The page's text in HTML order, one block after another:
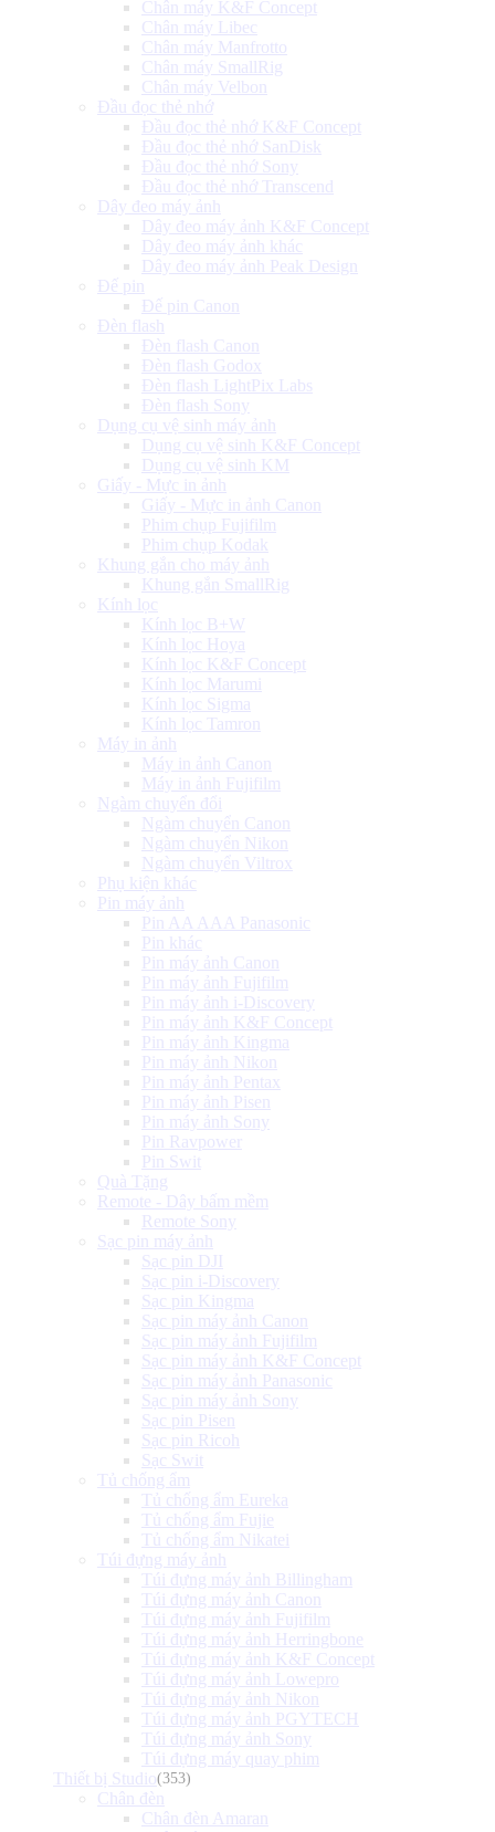
Chân máy K&F Concept
Chân máy Libec
Chân máy Manfrotto
Chân máy SmallRig
Chân máy Velbon
Đầu đọc thẻ nhớ
Đầu đọc thẻ nhớ K&F Concept
Đầu đọc thẻ nhớ SanDisk
Đầu đọc thẻ nhớ Sony
Đầu đọc thẻ nhớ Transcend
Dây đeo máy ảnh
Dây đeo máy ảnh K&F Concept
Dây đeo máy ảnh khác
Dây đeo máy ảnh Peak Design
Đế pin
Đế pin Canon
Đèn flash
Đèn flash Canon
Đèn flash Godox
Đèn flash LightPix Labs
Đèn flash Sony
Dụng cụ vệ sinh máy ảnh
Dụng cụ vệ sinh K&F Concept
Dụng cụ vệ sinh KM
Giấy - Mực in ảnh
Giấy - Mực in ảnh Canon
Phim chụp Fujifilm
Phim chụp Kodak
Khung gắn cho máy ảnh
Khung gắn SmallRig
Kính lọc
Kính lọc B+W
Kính lọc Hoya
Kính lọc K&F Concept
Kính lọc Marumi
Kính lọc Sigma
Kính lọc Tamron
Máy in ảnh
Máy in ảnh Canon
Máy in ảnh Fujifilm
Ngàm chuyển đổi
Ngàm chuyển Canon
Ngàm chuyển Nikon
Ngàm chuyển Viltrox
Phụ kiện khác
Pin máy ảnh
Pin AA AAA Panasonic
Pin khác
Pin máy ảnh Canon
Pin máy ảnh Fujifilm
Pin máy ảnh i-Discovery
Pin máy ảnh K&F Concept
Pin máy ảnh Kingma
Pin máy ảnh Nikon
Pin máy ảnh Pentax
Pin máy ảnh Pisen
Pin máy ảnh Sony
Pin Ravpower
Pin Swit
Quà Tặng
Remote - Dây bấm mềm
Remote Sony
Sạc pin máy ảnh
Sạc pin DJI
Sạc pin i-Discovery
Sạc pin Kingma
Sạc pin máy ảnh Canon
Sạc pin máy ảnh Fujifilm
Sạc pin máy ảnh K&F Concept
Sạc pin máy ảnh Panasonic
Sạc pin máy ảnh Sony
Sạc pin Pisen
Sạc pin Ricoh
Sạc Swit
Tủ chống ẩm
Tủ chống ẩm Eureka
Tủ chống ẩm Fujie
Tủ chống ẩm Nikatei
Túi đựng máy ảnh
Túi đựng máy ảnh Billingham
Túi đựng máy ảnh Canon
Túi đựng máy ảnh Fujifilm
Túi đựng máy ảnh Herringbone
Túi đựng máy ảnh K&F Concept
Túi đựng máy ảnh Lowepro
Túi đựng máy ảnh Nikon
Túi đựng máy ảnh PGYTECH
Túi đựng máy ảnh Sony
Túi đựng máy quay phim
Thiết bị Studio(353)
Chân đèn
Chân đèn Amaran